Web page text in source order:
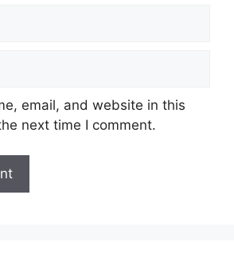
email, and website in this
next time I comment.